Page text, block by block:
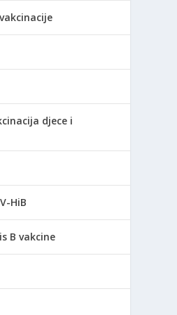
djece i
HiB
B vakcine